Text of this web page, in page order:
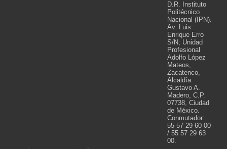
D.R. Instituto
Politécnico
Nacional (IPN).
Av. Luis
Enrique Erro
S/N, Unidad
Profesional
Adolfo López
Mateos,
Zacatenco,
Alcaldía
Gustavo A.
Madero, C.P.
07738, Ciudad
de México.
Conmutador:
55 57 29 60 00
/ 55 57 29 63
00.